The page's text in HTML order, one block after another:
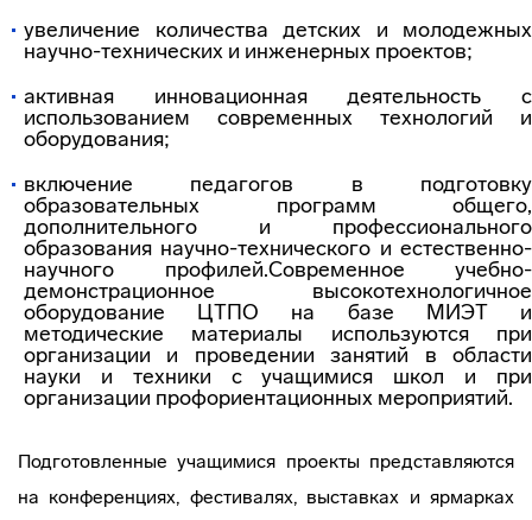
увеличение количества детских и молодежных
научно-технических и инженерных проектов;
активная инновационная деятельность с
использованием современных технологий и
оборудования;
включение педагогов в подготовку
образовательных программ общего,
дополнительного и профессионального
образования научно-технического и естественно-
научного профилей.Современное учебно-
демонстрационное высокотехнологичное
оборудование ЦТПО на базе МИЭТ и
методические материалы используются при
организации и проведении занятий в области
науки и техники с учащимися школ и при
организации профориентационных мероприятий.
Подготовленные учащимися проекты представляются
на конференциях, фестивалях, выставках и ярмарках